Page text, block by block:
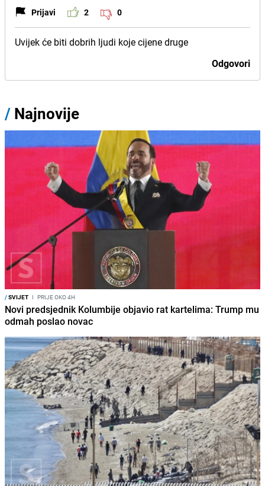
Prijavi 2 0
Uvijek će biti dobrih ljudi koje cijene druge
Odgovori
/ Najnovije
/SVIJET I PRIJE OKO 4H
Novi predsjednik Kolumbije objavio rat kartelima: Trump mu
odmah poslao novac